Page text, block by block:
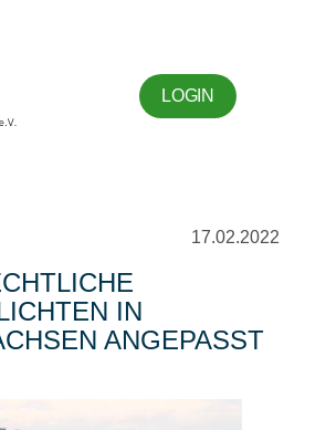
LOGIN
17.02.2022
IN
ANGEPASST